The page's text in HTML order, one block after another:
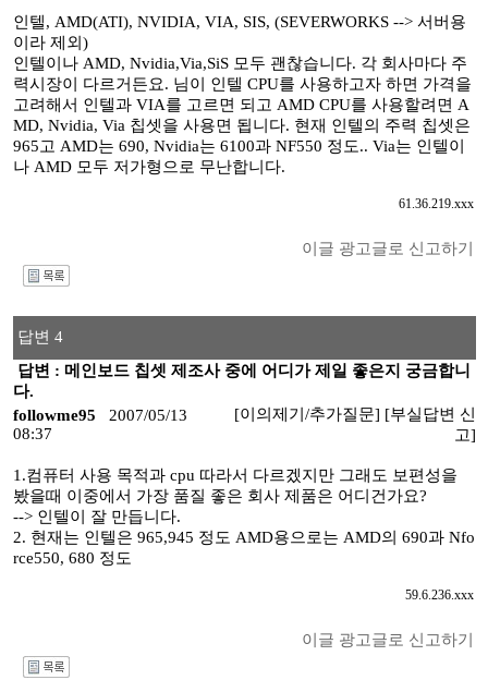
인텔, AMD(ATI), NVIDIA, VIA, SIS, (SEVERWORKS --> 서버용
이라 제외)
인텔이나 AMD, Nvidia,Via,SiS 모두 괜찮습니다. 각 회사마다 주
력시장이 다르거든요. 님이 인텔 CPU를 사용하고자 하면 가격을
고려해서 인텔과 VIA를 고르면 되고 AMD CPU를 사용할려면 A
MD, Nvidia, Via 칩셋을 사용면 됩니다. 현재 인텔의 주력 칩셋은
965고 AMD는 690, Nvidia는 6100과 NF550 정도.. Via는 인텔이
나 AMD 모두 저가형으로 무난합니다.
61.36.219.xxx
이글 광고글로 신고하기
답변 4
답변 : 메인보드 칩셋 제조사 중에 어디가 제일 좋은지 궁금합니
다.
followme95
2007/05/13
08:37
[이의제기/추가질문] [부실답변 신
고]
1.컴퓨터 사용 목적과 cpu 따라서 다르겠지만 그래도 보편성을
봤을때 이중에서 가장 품질 좋은 회사 제품은 어디건가요?
--> 인텔이 잘 만듭니다.
2. 현재는 인텔은 965,945 정도 AMD용으로는 AMD의 690과 Nfo
rce550, 680 정도
59.6.236.xxx
이글 광고글로 신고하기